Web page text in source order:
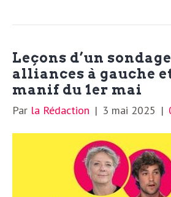
Leçons d’un
alliances à gauche
manif du 1er mai
Par la Rédaction | 3 mai 2025 |